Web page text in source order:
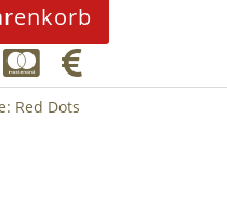
 
Red Dots